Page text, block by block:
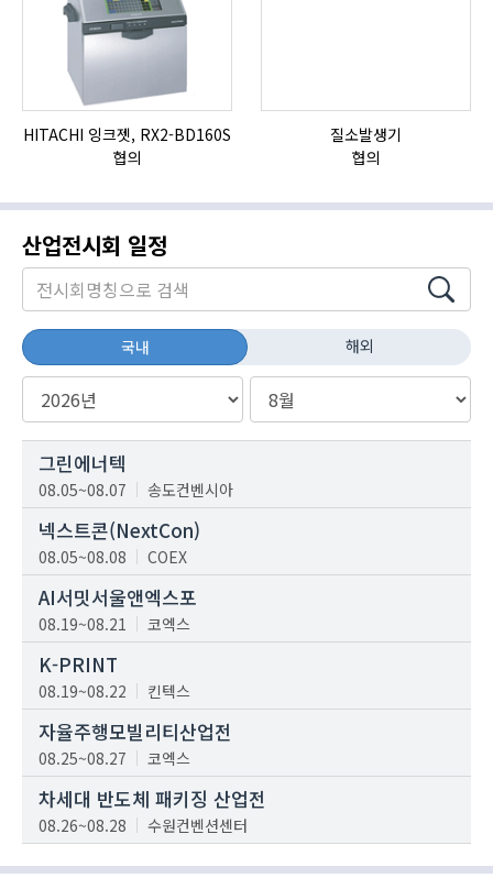
HITACHI 잉크젯, RX2-BD160S
협의
질소발생기
협의
산업전시회 일정
국내 해외
그린에너텍
08.05~08.07 송도컨벤시아
넥스트콘(NextCon)
08.05~08.08 COEX
AI서밋서울앤엑스포
08.19~08.21 코엑스
K-PRINT
08.19~08.22 킨텍스
자율주행모빌리티산업전
08.25~08.27 코엑스
차세대 반도체 패키징 산업전
08.26~08.28 수원컨벤션센터